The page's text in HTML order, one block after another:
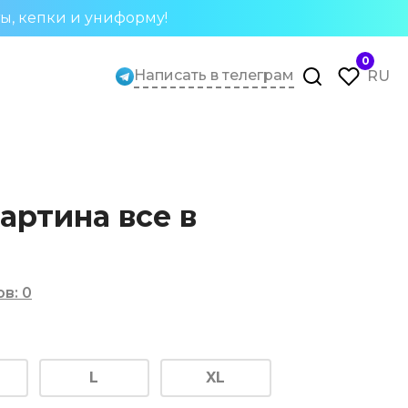
кепки и униформу!
Написать в телеграм
0
RU
все в
: 0
L XL